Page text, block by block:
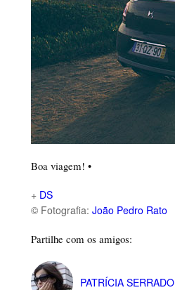
Boa viagem! •
+ DS
© Fotografia: João Pedro Rato
Partilhe com os amigos:
PATRÍCIA SERRADO